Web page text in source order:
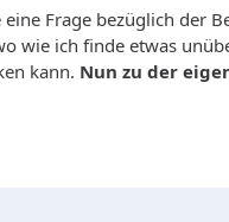
Frage bezüglich der
wie ich finde etwas
kann. Nun zu der